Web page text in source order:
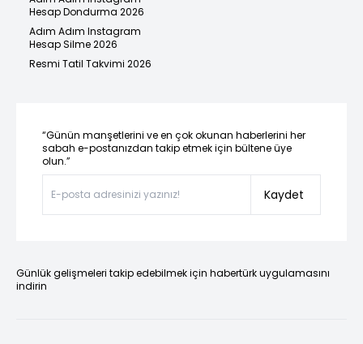
Hesap Dondurma 2026
Adım Adım Instagram
Hesap Silme 2026
Resmi Tatil Takvimi 2026
“Günün manşetlerini ve en çok okunan haberlerini her
sabah e-postanızdan takip etmek için bültene üye
olun.”
Kaydet
Günlük gelişmeleri takip edebilmek için habertürk uygulamasını
indirin